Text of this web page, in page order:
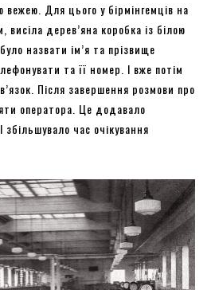
вежею. Для цього у бірмінгемців на
висіла дерев’яна коробка із білою
назвати ім’я та прізвище
та її номер. І вже потім
Після завершення розмови про
оператора. Це додавало
збільшувало час очікування